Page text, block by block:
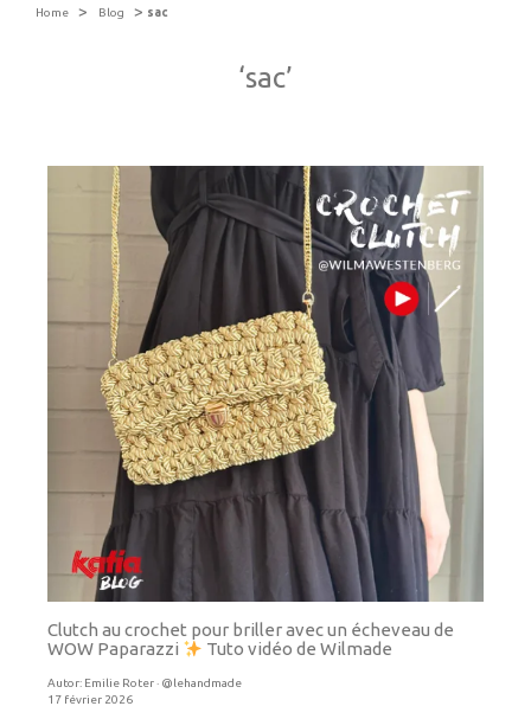
Home > Blog > sac
‘sac’
Clutch au crochet pour briller avec un écheveau de
WOW Paparazzi
Tuto vidéo de Wilmade
Autor: Emilie Roter · @lehandmade
17 février 2026